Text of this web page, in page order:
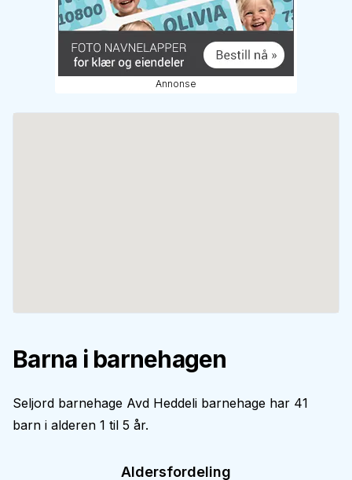
Annonse
Barna i barnehagen
Seljord barnehage Avd Heddeli barnehage har 41
barn i alderen 1 til 5 år.
Aldersfordeling